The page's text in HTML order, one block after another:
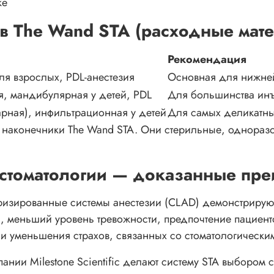
The Wand STA (расходные
Рекомендация
взрослых, PDL-анестезия
Основная для
мандибулярная у детей, PDL
Для большинства
инфильтрационная у детейДля самых
The Wand STA. Они стерильные,
— доказанные
системы анестезии (CLAD)
уровень тревожности, предпочтение
страхов, связанных со
Milestone Scientific делают систему STA выбором